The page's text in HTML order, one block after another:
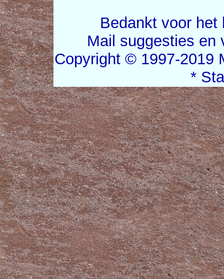
Bedankt voor
Mail suggesties en
Copyright © 1997-2019
*